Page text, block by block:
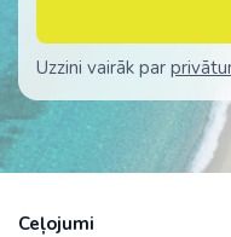
Uzzini vairāk par
Ceļojumi